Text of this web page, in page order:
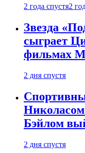
2 года спустя2
Звезда
сыграет
фильмах
2 дня спустя
Бэйлом
2 дня спустя